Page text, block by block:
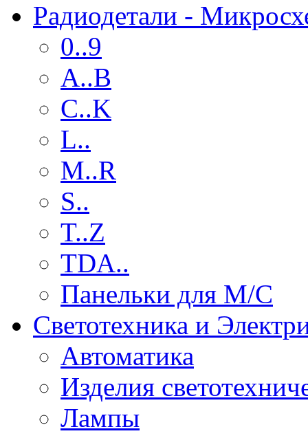
Радиодетали -
0..9
A..B
C..K
L..
M..R
S..
T..Z
TDA..
Панельки для М/С
Светотехника и
Автоматика
Изделия
Лампы